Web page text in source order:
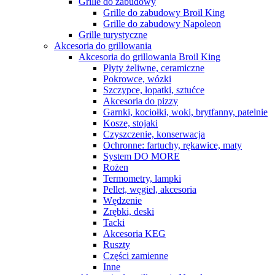
Grille do zabudowy Broil King
Grille do zabudowy Napoleon
Grille turystyczne
Akcesoria do grillowania
Akcesoria do grillowania Broil King
Płyty żeliwne, ceramiczne
Pokrowce, wózki
Szczypce, łopatki, sztućce
Akcesoria do pizzy
Garnki, kociołki, woki, brytfanny, patelnie
Kosze, stojaki
Czyszczenie, konserwacja
Ochronne: fartuchy, rękawice, maty
System DO MORE
Rożen
Termometry, lampki
Pellet, węgiel, akcesoria
Wędzenie
Zrębki, deski
Tacki
Akcesoria KEG
Ruszty
Części zamienne
Inne